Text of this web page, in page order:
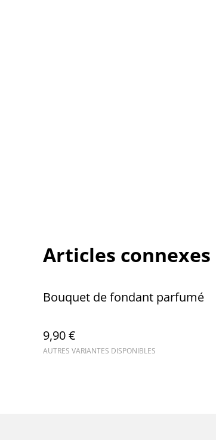
Articles connexes
Bouquet de fondant parfumé
9,90 €
AUTRES VARIANTES DISPONIBLES